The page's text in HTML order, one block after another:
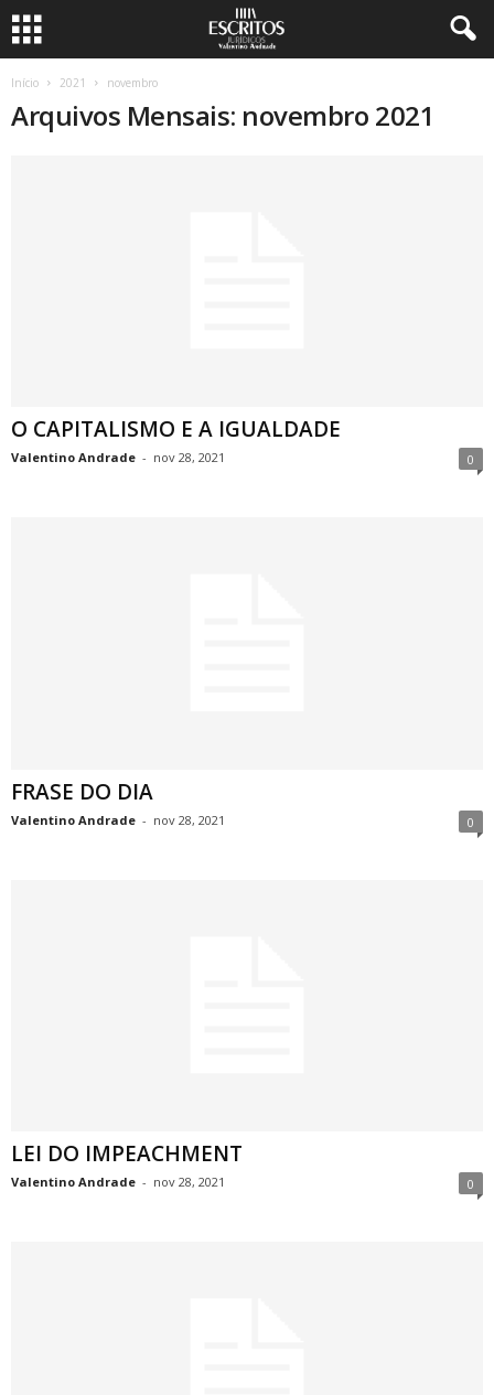
Início 2021 novembro
Arquivos Mensais: novembro 2021
O CAPITALISMO E A IGUALDADE
Valentino Andrade - nov 28, 2021 0
FRASE DO DIA
Valentino Andrade - nov 28, 2021 0
LEI DO IMPEACHMENT
Valentino Andrade - nov 28, 2021 0